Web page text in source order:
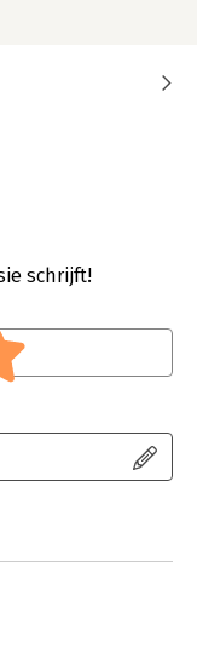
schrijft!